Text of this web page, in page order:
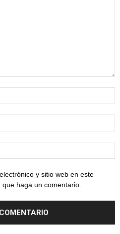
y sitio web en este
haga un comentario.